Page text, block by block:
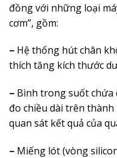
đồng với những loại
cơm”, gồm:
– Hệ thống hút chân
thích tăng kích thước
– Bình trong suốt
đo chiều dài trên
quan sát kết quả của
– Miếng lót (vòng